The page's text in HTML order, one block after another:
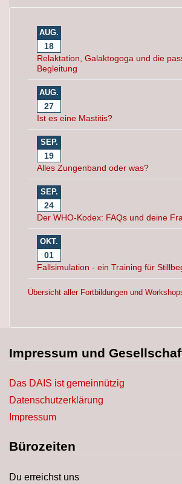
AUG.
18
Relaktation, Galaktogoga und die
Begleitung
AUG.
27
Ist es eine Mastitis?
SEP.
19
Alles Zungenband oder was?
SEP.
24
Der WHO-Kodex: FAQs und deine
OKT.
01
Fallsimulation - ein Training für
Übersicht aller Fortbildungen und
Impressum und
Das DAIS ist gemeinnützig
Datenschutzerklärung
Impressum
Bürozeiten
Du erreichst uns